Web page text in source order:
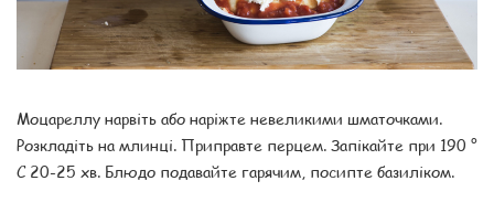
Моцареллу нарвіть або наріжте невеликими шматочками.
Розкладіть на млинці. Приправте перцем. Запікайте при 190 °
С 20-25 хв. Блюдо подавайте гарячим, посипте базиліком.